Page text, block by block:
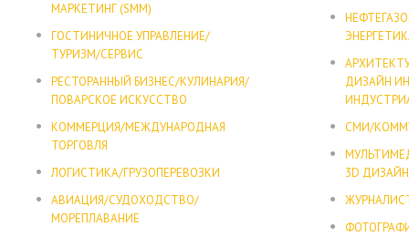
МАРКЕТИНГ (SMM)
ГОСТИНИЧНОЕ УПРАВЛЕНИЕ/
ТУРИЗМ/СЕРВИС
РЕСТОРАННЫЙ БИЗНЕС/КУЛИНАРИЯ/
ПОВАРСКОЕ ИСКУССТВО
КОММЕРЦИЯ/МЕЖДУНАРОДНАЯ
ТОРГОВЛЯ
ЛОГИСТИКА/ГРУЗОПЕРЕВОЗКИ
АВИАЦИЯ/СУДОХОДСТВО/
МОРЕПЛАВАНИЕ
ДИЗАЙН
СМИ/
3D